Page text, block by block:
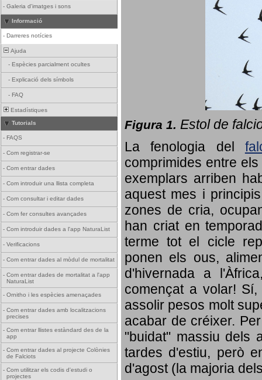
- Galeria d'imatges i sons
Informació
- Darreres notícies
Ajuda
- Espècies parcialment ocultes
- Explicació dels símbols
- FAQ
Estadístiques
Tutorials
- FAQS
- Com registrar-se
- Com entrar dades
- Com introduir una llista completa
- Com consultar i editar dades
- Com fer consultes avançades
- Com introduir dades a l'app NaturaList
- Verificacions
- Com entrar dades al mòdul de mortalitat
- Com entrar dades de mortalitat a l'app
NaturaList
- Ornitho i les espècies amenaçades
- Com entrar dades amb localitzacions
precises
- Com entrar llistes estàndard des de la
app
- Com entrar dades al projecte Colònies
de Falciots
- Com utilitzar els codis d'estudi o
projectes
Figura 1. Estol de
La fenologia del
comprimides entre
exemplars arriben
aquest mes i
zones de cria,
han criat en
terme tot el cicle
ponen els ous,
d'hivernada a
començat a volar!
assolir pesos molt
acabar de créixer.
"buidat" massiu dels
tardes d'estiu, però
d'agost (la majoria